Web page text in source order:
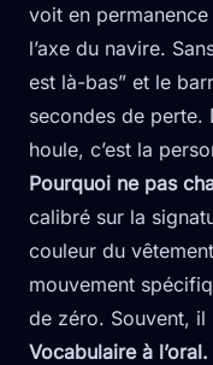
voit en
l’axe du navire.
est là-bas” et le
secondes de perte.
houle, c’est la
Pourquoi ne pas
calibré sur la
couleur du
mouvement
de zéro. Souvent,
Vocabulaire à l’oral.